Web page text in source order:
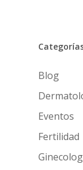
Blog
Eventos
Fertilidad